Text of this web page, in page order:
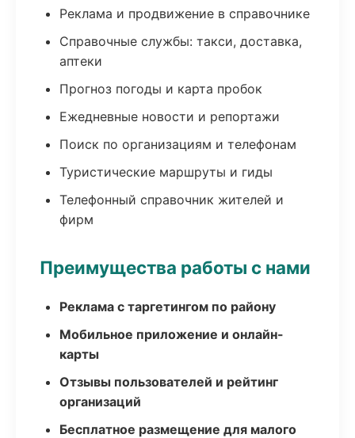
Реклама и продвижение в справочнике
Справочные службы: такси, доставка,
аптеки
Прогноз погоды и карта пробок
Ежедневные новости и репортажи
Поиск по организациям и телефонам
Туристические маршруты и гиды
Телефонный справочник жителей и
фирм
Преимущества работы с нами
Реклама с таргетингом по району
Мобильное приложение и онлайн-
карты
Отзывы пользователей и рейтинг
организаций
Бесплатное размещение для малого